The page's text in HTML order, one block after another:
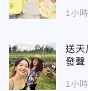
1小
送天
發聲
1小